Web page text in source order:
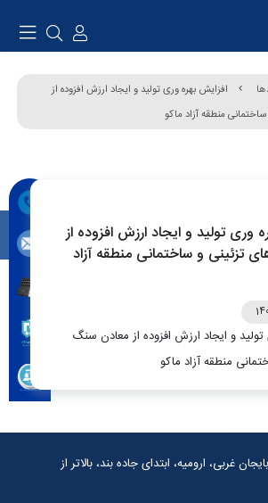
افزایش بهره وری تولید و ایجاد ارزش افزوده از
منطقه آزاد ماکو
وری تولید و ایجاد ارزش افزوده از
تزئینی و ساختمانی منطقه آزاد
و ایجاد ارزش افزوده از معادن سنگ
منطقه آزاد ماکو
غربی، ارومیه، ابتدای جاده بند، بالاتر از